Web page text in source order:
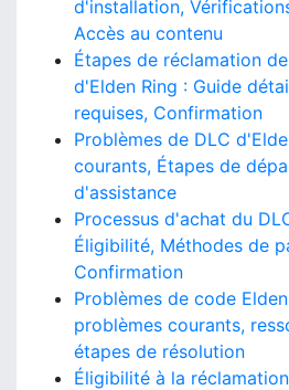
d'installation,
Accès au contenu
Étapes de réclamation
d'Elden Ring : Guide
requises, Confirmation
Problèmes de DLC
courants, Étapes de
d'assistance
Processus d'achat du
Éligibilité, Méthodes de
Confirmation
Problèmes de code
problèmes courants,
étapes de résolution
Éligibilité à la